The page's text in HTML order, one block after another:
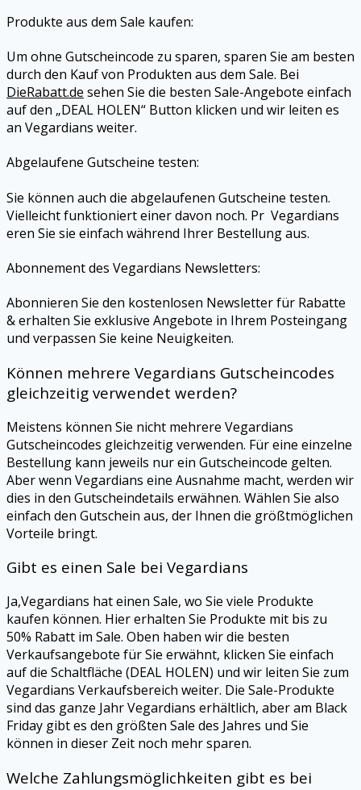
Produkte aus dem Sale kaufen:
Um ohne Gutscheincode zu sparen, sparen Sie am besten
durch den Kauf von Produkten aus dem Sale. Bei
DieRabatt.de sehen Sie die besten Sale-Angebote einfach
auf den „DEAL HOLEN“ Button klicken und wir leiten es
an Vegardians weiter.
Abgelaufene Gutscheine testen:
Sie können auch die abgelaufenen Gutscheine testen.
Vielleicht funktioniert einer davon noch. Pr Vegardians
eren Sie sie einfach während Ihrer Bestellung aus.
Abonnement des Vegardians Newsletters:
Abonnieren Sie den kostenlosen Newsletter für Rabatte
& erhalten Sie exklusive Angebote in Ihrem Posteingang
und verpassen Sie keine Neuigkeiten.
Können mehrere Vegardians Gutscheincodes
gleichzeitig verwendet werden?
Meistens können Sie nicht mehrere Vegardians
Gutscheincodes gleichzeitig verwenden. Für eine einzelne
Bestellung kann jeweils nur ein Gutscheincode gelten.
Aber wenn Vegardians eine Ausnahme macht, werden wir
dies in den Gutscheindetails erwähnen. Wählen Sie also
einfach den Gutschein aus, der Ihnen die größtmöglichen
Vorteile bringt.
Gibt es einen Sale bei Vegardians
Ja,Vegardians hat einen Sale, wo Sie viele Produkte
kaufen können. Hier erhalten Sie Produkte mit bis zu
50% Rabatt im Sale. Oben haben wir die besten
Verkaufsangebote für Sie erwähnt, klicken Sie einfach
auf die Schaltfläche (DEAL HOLEN) und wir leiten Sie zum
Vegardians Verkaufsbereich weiter. Die Sale-Produkte
sind das ganze JahrVegardians erhältlich, aber am Black
Friday gibt es den größten Sale des Jahres und Sie
können in dieser Zeit noch mehr sparen.
Welche Zahlungsmöglichkeiten gibt es bei